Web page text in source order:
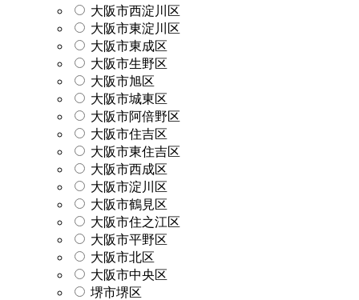
大阪市西淀川区
大阪市東淀川区
大阪市東成区
大阪市生野区
大阪市旭区
大阪市城東区
大阪市阿倍野区
大阪市住吉区
大阪市東住吉区
大阪市西成区
大阪市淀川区
大阪市鶴見区
大阪市住之江区
大阪市平野区
大阪市北区
大阪市中央区
堺市堺区